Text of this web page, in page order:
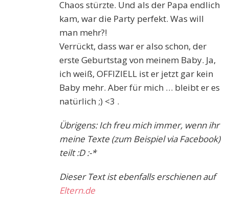
Chaos stürzte. Und als der Papa endlich
kam, war die Party perfekt. Was will
man mehr?!
Verrückt, dass war er also schon, der
erste Geburtstag von meinem Baby. Ja,
ich weiß, OFFIZIELL ist er jetzt gar kein
Baby mehr. Aber für mich … bleibt er es
natürlich ;) <3 .
Übrigens: Ich freu mich immer, wenn ihr
meine Texte (zum Beispiel via Facebook)
teilt :D :-*
Dieser Text ist ebenfalls erschienen auf
Eltern.de